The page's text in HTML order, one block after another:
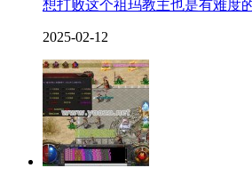
想打败这个祖玛教主也是有难度
2025-02-12